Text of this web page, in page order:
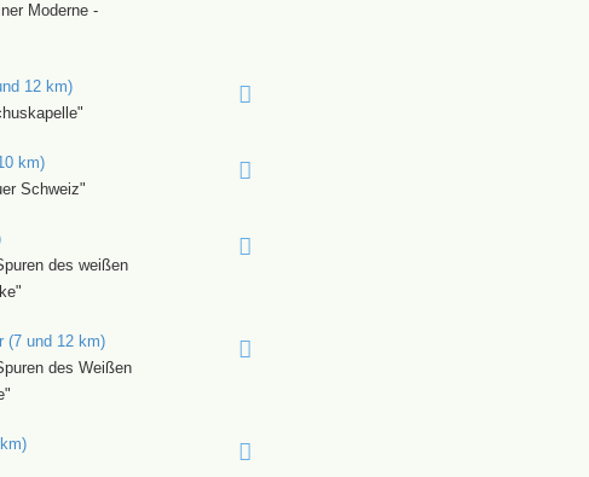
Moderne -
12 km)
km)
Schweiz"
des weißen
(7 und 12 km)
des Weißen